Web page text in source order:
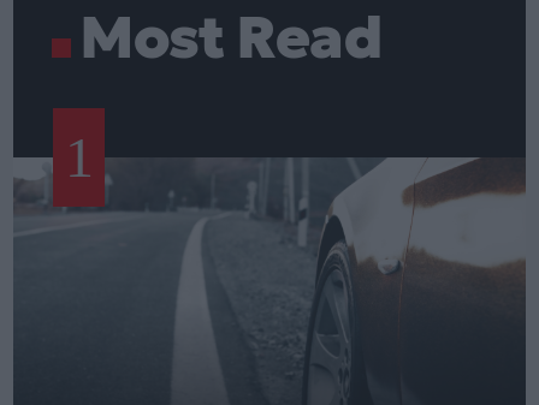
Most Read
1